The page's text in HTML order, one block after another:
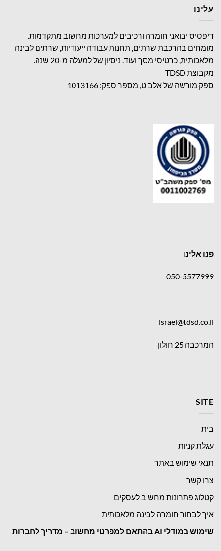
עלינו
דיפסיס יבואני חומרה ורכיבים למערכות מחשוב מתקדמות.
מומחים בהרכבת שרתים, תחנות עבודה ייעודיות, שרתים לבינה
מלאכותית, כרטיסי מסך ועוד. ניסיון של למעלה מ-20 שנה.
מקבוצת TDSD
ספק מורשה של אלביט, מספר ספק: 1013166
פנו אלינו
050-5577999
israel@tdsd.co.il
המרכבה 25 חולון
SITE
בית
עגלת קניות
תנאי שימוש באתר
צרו קשר
קטלוג פתרונות מחשוב לעסקים
איך לבחור חומרה לבינה מלאכותית
שימוש במודלי